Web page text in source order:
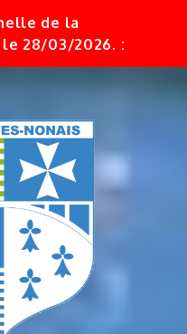
de la
le 28/03/2026. :